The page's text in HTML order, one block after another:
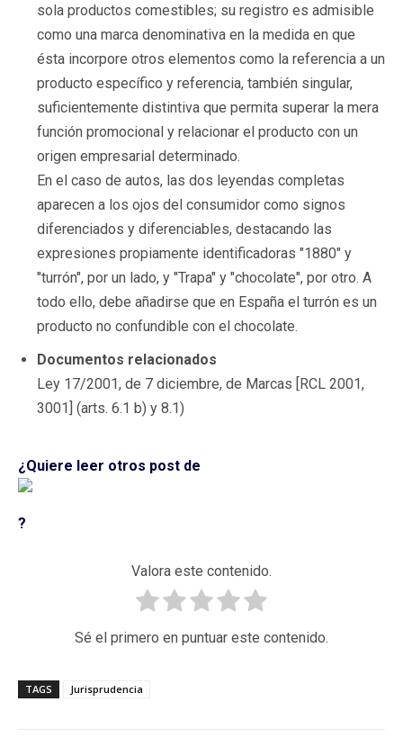
sola productos comestibles; su registro es admisible
como una marca denominativa en la medida en que
ésta incorpore otros elementos como la referencia a un
producto específico y referencia, también singular,
suficientemente distintiva que permita superar la mera
función promocional y relacionar el producto con un
origen empresarial determinado.
En el caso de autos, las dos leyendas completas
aparecen a los ojos del consumidor como signos
diferenciados y diferenciables, destacando las
expresiones propiamente identificadoras "1880" y
"turrón", por un lado, y "Trapa" y "chocolate", por otro. A
todo ello, debe añadirse que en España el turrón es un
producto no confundible con el chocolate.
Documentos relacionados
Ley 17/2001, de 7 diciembre, de Marcas [RCL 2001,
3001] (arts. 6.1 b) y 8.1)
¿Quiere leer otros post de
?
Valora este contenido.
Sé el primero en puntuar este contenido.
TAGS Jurisprudencia